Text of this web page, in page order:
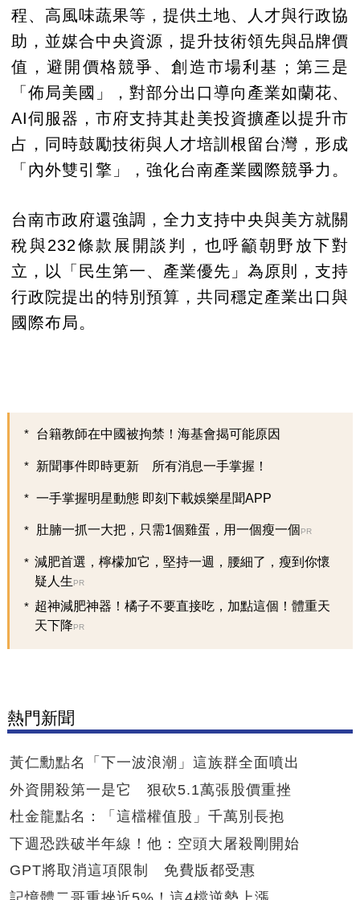
程、高風味蔬果等，提供土地、人才與行政協
助，並媒合中央資源，提升技術領先與品牌價
值，避開價格競爭、創造市場利基；第三是
「佈局美國」，對部分出口導向產業如蘭花、
AI伺服器，市府支持其赴美投資擴產以提升市
占，同時鼓勵技術與人才培訓根留台灣，形成
「內外雙引擎」，強化台南產業國際競爭力。
台南市政府還強調，全力支持中央與美方就關
稅與232條款展開談判，也呼籲朝野放下對
立，以「民生第一、產業優先」為原則，支持
行政院提出的特別預算，共同穩定產業出口與
國際布局。
台籍教師在中國被拘禁！海基會揭可能原因
新聞事件即時更新 所有消息一手掌握！
一手掌握明星動態 即刻下載娛樂星聞APP
肚腩一抓一大把，只需1個雞蛋，用一個瘦一個 PR
減肥首選，檸檬加它，堅持一週，腰細了，瘦到你懷
疑人生 PR
超神減肥神器！橘子不要直接吃，加點這個！體重天
天下降 PR
熱門新聞
黃仁勳點名「下一波浪潮」這族群全面噴出
外資開殺第一是它 狠砍5.1萬張股價重挫
杜金龍點名：「這檔權值股」千萬別長抱
下週恐跌破半年線！他：空頭大屠殺剛開始
GPT將取消這項限制 免費版都受惠